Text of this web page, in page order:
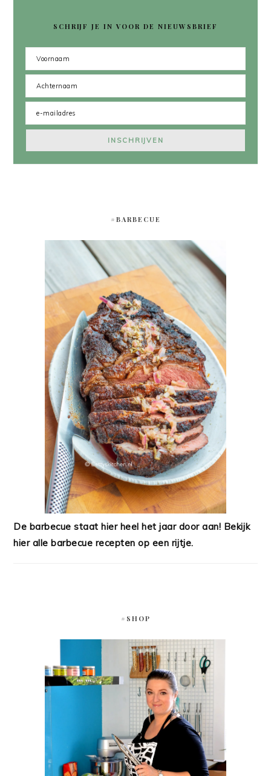
SCHRIJF JE IN VOOR DE NIEUWSBRIEF
#BARBECUE
De barbecue staat hier heel het jaar door aan! Bekijk
hier alle barbecue recepten op een rijtje.
#SHOP